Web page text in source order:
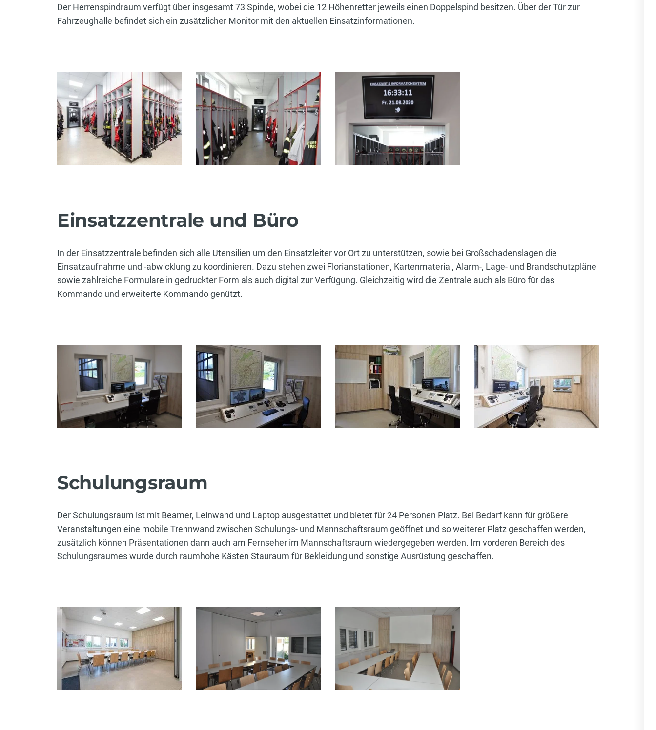
Der Herrenspindraum verfügt über insgesamt 73 Spinde, wobei die 12 Höhenretter jeweils einen Doppelspind besitzen. Über der Tür zur
Fahrzeughalle befindet sich ein zusätzlicher Monitor mit den aktuellen Einsatzinformationen.
Einsatzzentrale und Büro
In der Einsatzzentrale befinden sich alle Utensilien um den Einsatzleiter vor Ort zu unterstützen, sowie bei Großschadenslagen die
Einsatzaufnahme und -abwicklung zu koordinieren. Dazu stehen zwei Florianstationen, Kartenmaterial, Alarm-, Lage- und Brandschutzpläne
sowie zahlreiche Formulare in gedruckter Form als auch digital zur Verfügung. Gleichzeitig wird die Zentrale auch als Büro für das
Kommando und erweiterte Kommando genützt.
Schulungsraum
Der Schulungsraum ist mit Beamer, Leinwand und Laptop ausgestattet und bietet für 24 Personen Platz. Bei Bedarf kann für größere
Veranstaltungen eine mobile Trennwand zwischen Schulungs- und Mannschaftsraum geöffnet und so weiterer Platz geschaffen werden,
zusätzlich können Präsentationen dann auch am Fernseher im Mannschaftsraum wiedergegeben werden. Im vorderen Bereich des
Schulungsraumes wurde durch raumhohe Kästen Stauraum für Bekleidung und sonstige Ausrüstung geschaffen.